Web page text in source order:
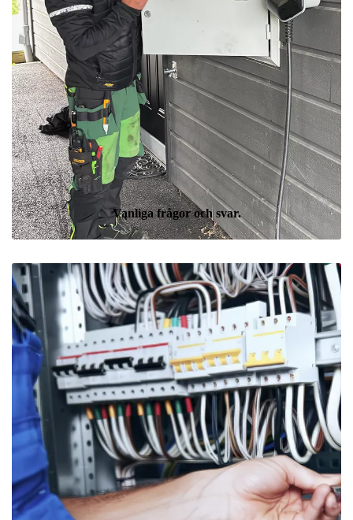
Vanliga frågor och svar.